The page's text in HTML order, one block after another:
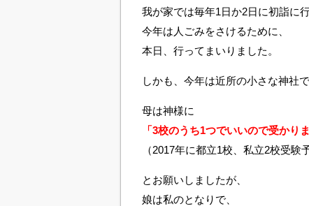
我が家では毎年1日か2日に初詣に
今年は人ごみをさけるために、
本日、行ってまいりました。
しかも、今年は近所の小さな神社
母は神様に
「3校のうち1つでいいので受かり
（2017年に都立1校、私立2校受験
とお願いしましたが、
娘は私のとなりで、